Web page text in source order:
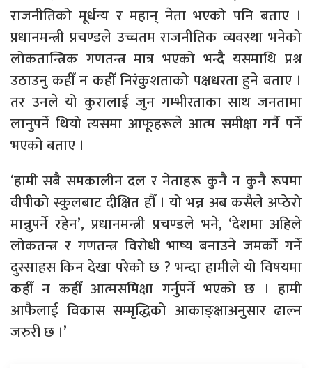
राजनीतिको मूर्धन्य र महान् नेता भएको पनि बताए ।
प्रधानमन्त्री प्रचण्डले उच्चतम राजनीतिक व्यवस्था भनेको
लोकतान्त्रिक गणतन्त्र मात्र भएको भन्दै यसमाथि प्रश्न
उठाउनु कहीँ न कहीँ निरंकुशताको पक्षधरता हुने बताए ।
तर उनले यो कुरालाई जुन गम्भीरताका साथ जनतामा
लानुपर्ने थियो त्यसमा आफूहरूले आत्म समीक्षा गर्नै पर्ने
भएको बताए ।
‘हामी सबै समकालीन दल र नेताहरू कुनै न कुनै रूपमा
वीपीको स्कुलबाट दीक्षित हौँ । यो भन्न अब कसैले अप्ठेरो
मान्नुपर्ने रहेन’, प्रधानमन्त्री प्रचण्डले भने, ‘देशमा अहिले
लोकतन्त्र र गणतन्त्र विरोधी भाष्य बनाउने जमर्को गर्ने
दुस्साहस किन देखा परेको छ ? भन्दा हामीले यो विषयमा
कहीँ न कहीँ आत्मसमिक्षा गर्नुपर्ने भएको छ । हामी
आफैलाई विकास सम्मृद्धिको आकाङ्क्षाअनुसार ढाल्न
जरुरी छ ।’